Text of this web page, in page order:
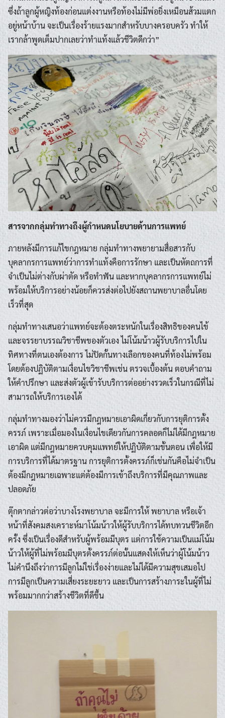
Search
for:
Search
ซึ่งถ้าลูกผู้หญิงท้องก่อนแต่งงานหรือท้องไม่มีพ่อยิ่งเหมือนส้วมแตก
อยู่หน้าบ้าน จะเป็นเรื่องร้ายแรงมากสำหรับบางครอบครัว ทำให้
เรากล้าพูดเต็มปากเลยว่าทำแท้งแล้วชีวิตดีกว่า”
สารจากกลุ่มทำทางถึงผู้กำหนดนโยบายด้านการแพทย์
ภายหลังมีการแก้ไขกฎหมาย กลุ่มทำทางพยายามสื่อสารกับ
บุคลากรการแพทย์ว่าการทำแท้งคือการรักษา และเป็นหัตถการที่
จำเป็นไม่ต่างกับผ่าตัด หรือทำฟัน และหากบุคลากรการแพทย์ไม่
พร้อมให้บริการอย่างน้อยก็ควรส่งต่อไปยังสถานพยาบาลอื่นโดย
เร็วที่สุด
กลุ่มทำทางเสนอว่าแพทย์จะต้องตระหนักในเรื่องสิทธิของคนไข้
และจรรยาบรรณวิชาชีพของตัวเอง ไม่โน้มน้าวผู้รับบริการไปใน
ทิศทางที่ตนเองต้องการ ไม่ปิดกั้นทางเลือกของคนที่ท้องไม่พร้อม
โดยต้องปฏิบัติตามเงื่อนไขวิชาชีพเช่น ตรวจเบื้องต้น ตอบคำถาม
ให้คำปรึกษา และส่งตัวผู้เข้ารับบริการต่ออย่างรวดเร็วในกรณีที่ไม่
สามารถให้บริการเองได้
กลุ่มทำทางมองว่าไม่ควรมีกฎหมายเอาผิดเกี่ยวกับการยุติการตั้ง
ครรภ์ เพราะเมื่อมองในเงื่อนไขเดียวกันการคลอดก็ไม่ได้มีกฎหมาย
เอาผิด แต่มีกฎหมายควบคุมแพทย์ให้ปฏิบัติตามขั้นตอน เพื่อให้มี
การบริการที่ได้มาตรฐาน การยุติการตั้งครรภ์ก็เช่นกันคือไม่จำเป็น
ต้องมีกฎหมายเฉพาะแต่ต้องมีการเข้าถึงบริการที่มีคุณภาพและ
ปลอดภัย
ตุ๊กตากล่าวต่อว่าบางโรงพยาบาล จะมีการให้ พยาบาล หรือเจ้า
หน้าที่สังคมสงเคราะห์มาโน้มน้าวให้ผู้รับบริการได้ทบทวนชีวิตอีก
ครั้ง ซึ่งเป็นเรื่องดีสำหรับผู้พร้อมมีบุตร แต่การใช้ความเป็นแม่โน้ม
น้าวให้ผู้ที่ไม่พร้อมมีบุตรตั้งครรภ์ต่อนั้นแสดงให้เห็นว่าผู้โน้มน้าว
ไม่คำนึงถึงว่าการมีลูกไม่ใช่เรื่องง่ายและไม่ได้มีความสุขเสมอไป
การมีลูกเป็นความเสี่ยงระยะยาว และเป็นการสร้างภาระในผู้ที่ไม่
พร้อมมากกว่าสร้างชีวิตที่ดีขึ้น